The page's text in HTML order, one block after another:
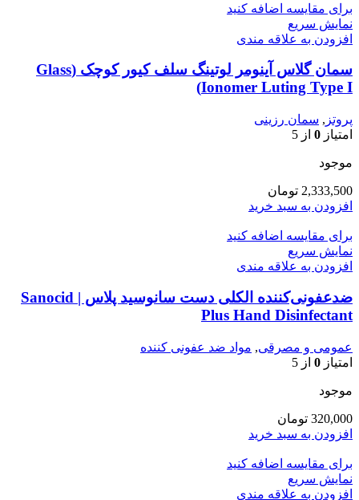
برای مقایسه اضافه کنید
نمایش سریع
افزودن به علاقه مندی
سمان گلاس آینومر لوتینگ سلف کیور کوچک (Glass
Ionomer Luting Type I)
پروتز , سمان رزینی
امتیاز 0 از 5
موجود
2,333,500 تومان
افزودن به سبد خرید
برای مقایسه اضافه کنید
نمایش سریع
افزودن به علاقه مندی
ضدعفونی‌کننده الکلی دست سانوسید پلاس | Sanocid
Plus Hand Disinfectant
عمومی و مصرقی, مواد ضد عفونی کننده
امتیاز 0 از 5
موجود
320,000 تومان
افزودن به سبد خرید
برای مقایسه اضافه کنید
نمایش سریع
افزودن به علاقه مندی